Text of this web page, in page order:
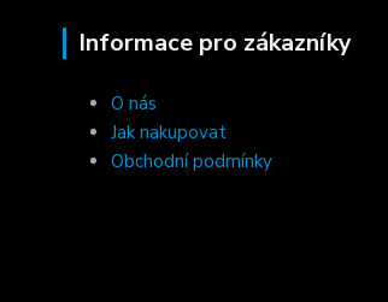
Informace pro zákazníky
O nás
Jak nakupovat
Obchodní podmínky